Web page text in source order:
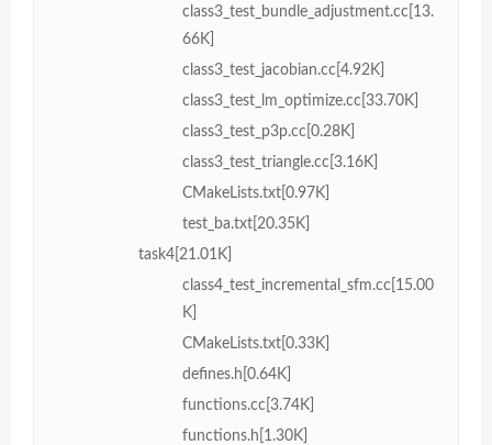
class3_test_bundle_adjustment.cc[13.
66K]
class3_test_jacobian.cc[4.92K]
class3_test_lm_optimize.cc[33.70K]
class3_test_p3p.cc[0.28K]
class3_test_triangle.cc[3.16K]
CMakeLists.txt[0.97K]
test_ba.txt[20.35K]
task4[21.01K]
class4_test_incremental_sfm.cc[15.00
K]
CMakeLists.txt[0.33K]
defines.h[0.64K]
functions.cc[3.74K]
functions.h[1.30K]